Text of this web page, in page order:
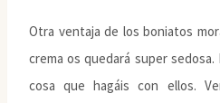
Otra ventaja de los boniatos
crema os quedará super
cosa que hagáis con ellos.